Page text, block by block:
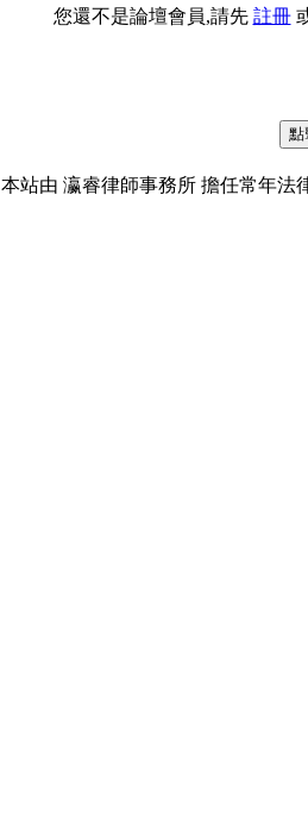
您還不是論壇會員,請先 註冊
本站由 瀛睿律師事務所 擔任常年法